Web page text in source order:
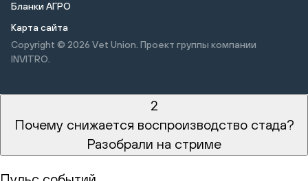
Бланки АГРО
Карта сайта
Copyright © 2026 Vet Union. Проект группы компании
INVITRO.
2
Почему снижается воспроизводство стада?
Разобрали на стриме